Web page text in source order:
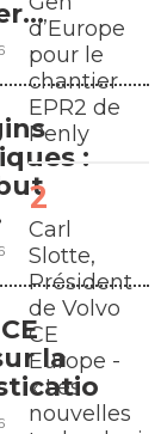
»,
:
?
la
d’Europe
pour le
chantier
EPR2 de
Penly
Carl
Slotte,
Président
de Volvo
CE
Europe -
« Les
nouvelles